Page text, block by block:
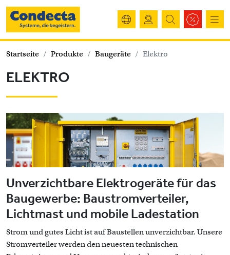
Startseite Produkte Baugeräte Elektro
ELEKTRO
Unverzichtbare Elektrogeräte für das
Baugewerbe: Baustromverteiler,
Lichtmast und mobile Ladestation
Strom und gutes Licht ist auf Baustellen unverzichtbar. Unsere
Stromverteiler werden den neuesten technischen